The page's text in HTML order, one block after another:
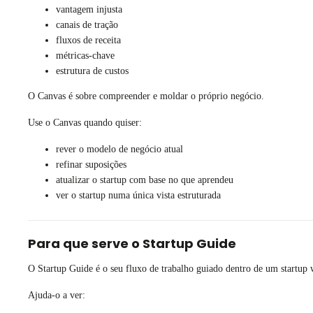
vantagem injusta
canais de tração
fluxos de receita
métricas-chave
estrutura de custos
O Canvas é sobre compreender e moldar o próprio negócio.
Use o Canvas quando quiser:
rever o modelo de negócio atual
refinar suposições
atualizar o startup com base no que aprendeu
ver o startup numa única vista estruturada
Para que serve o Startup Guide
O Startup Guide é o seu fluxo de trabalho guiado dentro de um startup
Ajuda-o a ver: